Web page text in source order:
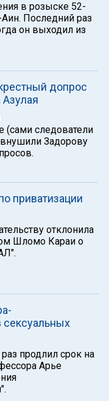
в розыске 52-
Последний раз
он выходил из
допрос
(сами следователи
внушили Задорову
приватизации
отклонила
Шломо Караи о
сексуальных
продлил срок на
Арье